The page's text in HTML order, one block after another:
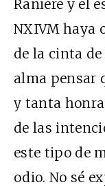
Raniere y el
NXIVM haya
de la cinta
alma pensar
y tanta
de las
este tipo de
odio. No sé